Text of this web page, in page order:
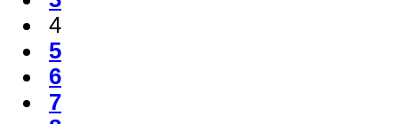
4
5
6
7